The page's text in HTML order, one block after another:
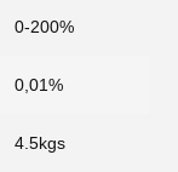
0-200%
0,01%
4.5kgs